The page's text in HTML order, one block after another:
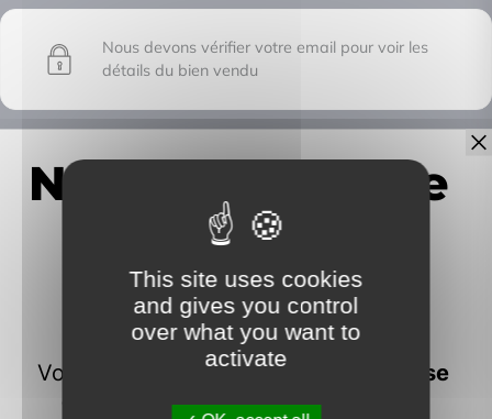
Nous devons vérifier votre email pour voir les
détails du bien vendu
IMMOFRONTIERE
17C chemin des huches -
74100 Vétraz-Monthoux
This site uses cookies
and gives you control
over what you want to
activate